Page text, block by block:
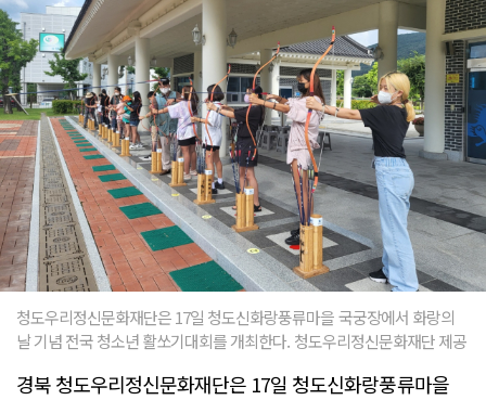
청도우리정신문화재단은 17일 청도신화랑풍류마을 국궁장에서 화랑의
날 기념 전국 청소년 활쏘기대회를 개최한다. 청도우리정신문화재단 제공
경북 청도우리정신문화재단은 17일 청도신화랑풍류마을